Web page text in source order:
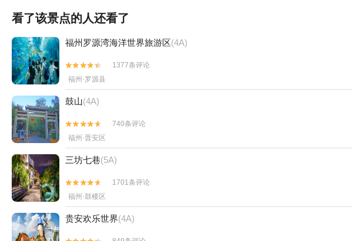
看了该景点的人还看了
福州罗源湾海洋世界旅游区(4A)


1377条评论
福州·罗源县
鼓山(4A)


740条评论
福州·晋安区
三坊七巷(5A)


1701条评论
福州·鼓楼区
贵安欢乐世界(4A)